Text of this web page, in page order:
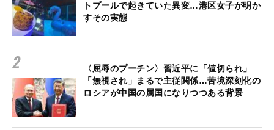
トプールで起きていた異変…港区女子が明か
すその実態
〈屈辱のプーチン〉習近平に「値切られ」
「無視され」まるで主従関係…苦境深刻化の
ロシアが中国の属国になりつつある背景